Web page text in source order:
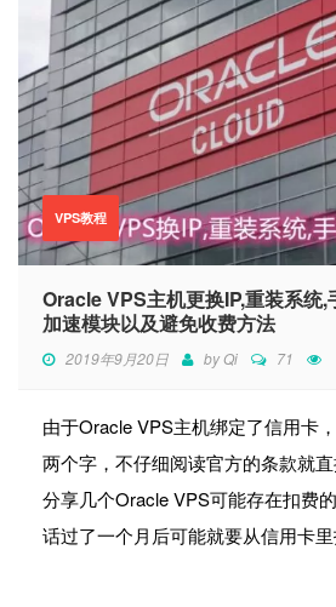
VPS教程
Oracle VPS主机更换IP,重装系统,
加速模块以及避免收费方法
2019年9月20日 byQi 71
由于Oracle VPS主机绑定了信用卡
两个字，不仔细阅读官方的条款就
分享几个Oracle VPS可能存在扣费
话过了一个月后可能就要从信用卡